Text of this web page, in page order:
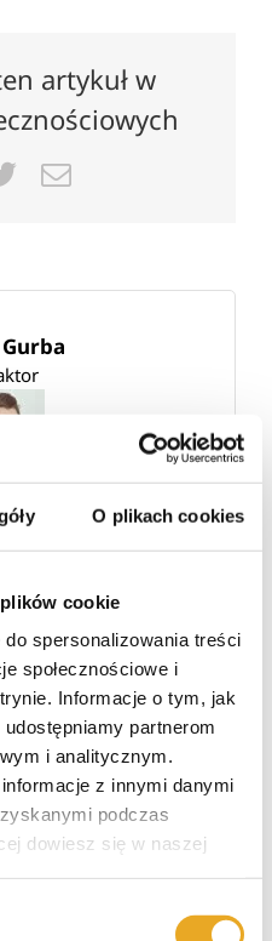
O plikach cookies
cookie
spersonalizowania treści
społecznościowe i
Informacje o tym, jak
partnerom
i analitycznym.
z innymi danymi
podczas
dowiesz się w naszej
artykuł w
TwitterEmail
publikacje
na kierunku
techniczno-
pracowałem jako
kilku lat
w finansach oraz
i miłośnik
LinkedIn